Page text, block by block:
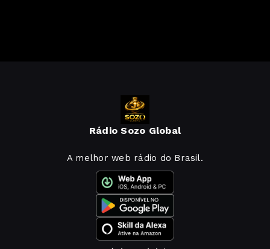
Rádio Sozo Global
A melhor web rádio do Brasil.